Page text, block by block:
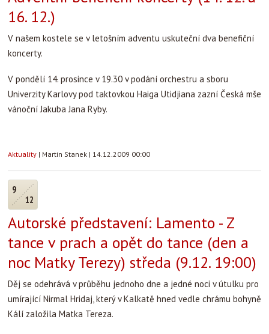
16. 12.)
V našem kostele se v letošním adventu uskuteční dva benefiční
koncerty.
V pondělí 14. prosince v 19.30 v podání orchestru a sboru
Univerzity Karlovy pod taktovkou Haiga Utidjiana zazní Česká mše
vánoční Jakuba Jana Ryby.
Aktuality | Martin Stanek | 14.12.2009 00:00
9
12
Autorské představení: Lamento - Z
tance v prach a opět do tance (den a
noc Matky Terezy) středa (9.12. 19:00)
Děj se odehrává v průběhu jednoho dne a jedné noci v útulku pro
umírající Nirmal Hridaj, který v Kalkatě hned vedle chrámu bohyně
Kálí založila Matka Tereza.